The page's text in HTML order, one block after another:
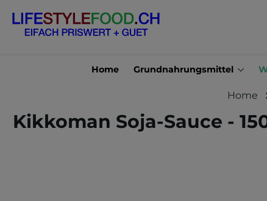
Zur Suche springen
Home Grundnahrungsmittel
Home
Kikkoman Soja-Sauce -